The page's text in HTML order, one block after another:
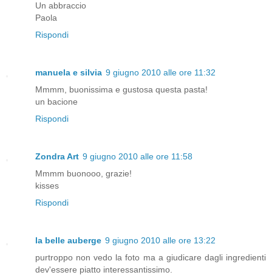
Un abbraccio
Paola
Rispondi
manuela e silvia 9 giugno 2010 alle ore 11:32
Mmmm, buonissima e gustosa questa pasta!
un bacione
Rispondi
Zondra Art 9 giugno 2010 alle ore 11:58
Mmmm buonooo, grazie!
kisses
Rispondi
la belle auberge 9 giugno 2010 alle ore 13:22
purtroppo non vedo la foto ma a giudicare dagli ingredienti
dev'essere piatto interessantissimo.